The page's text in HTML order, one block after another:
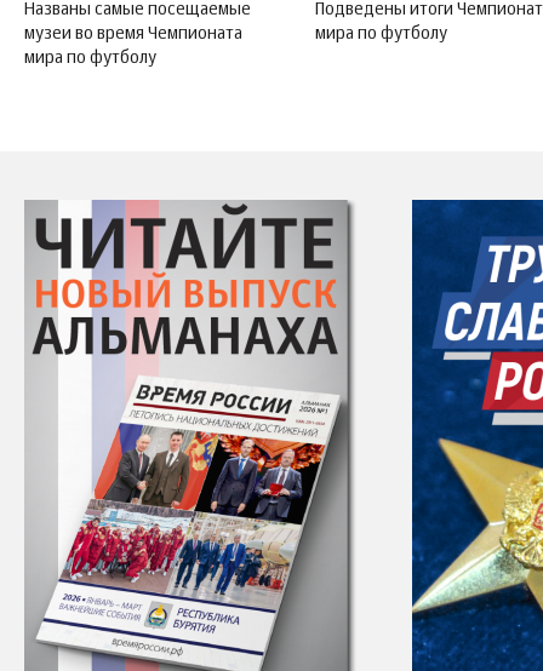
Названы самые посещаемые
музеи во время Чемпионата
мира по футболу
Подведены итоги
мира по футболу